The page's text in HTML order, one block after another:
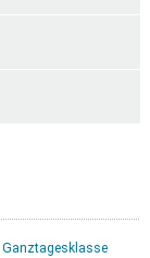
Ganztagesklasse